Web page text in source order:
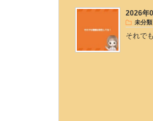
2026年
未分類
それで